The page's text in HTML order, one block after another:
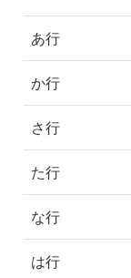
あ行
か行
さ行
た行
な行
は行